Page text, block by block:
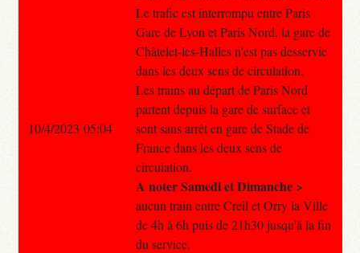
Le trafic est interrompu entre Paris
Gare de Lyon et Paris Nord, la gare de
Châtelet-les-Halles n'est pas desservie
dans les deux sens de circulation.
Les trains au départ de Paris Nord
partent depuis la gare de surface et
sont sans arrêt en gare de Stade de
France dans les deux sens de
circulation.
A noter Samedi et Dimanche >
aucun train entre Creil et Orry la Ville
de 4h à 6h puis de 21h30 jusqu'à la fin
du service.
10/4/2023 05:04